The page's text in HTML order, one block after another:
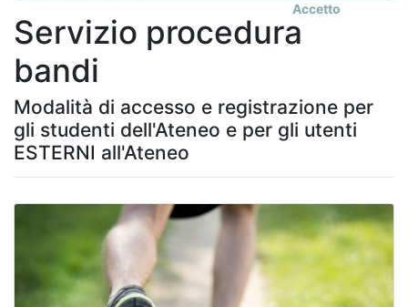
Accetto
Servizio procedura
bandi
Modalità di accesso e registrazione per
gli studenti dell'Ateneo e per gli utenti
ESTERNI all'Ateneo